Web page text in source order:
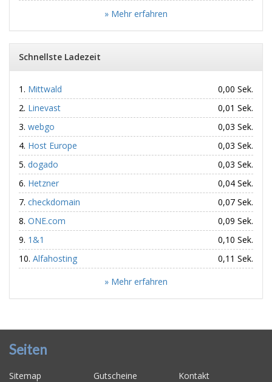
» Mehr erfahren
Schnellste Ladezeit
Mittwald
0,00 Sek.
Linevast
0,01 Sek.
webgo
0,03 Sek.
Host Europe
0,03 Sek.
dogado
0,03 Sek.
Hetzner
0,04 Sek.
checkdomain
0,07 Sek.
ONE.com
0,09 Sek.
1&1
0,10 Sek.
Alfahosting
0,11 Sek.
» Mehr erfahren
Seiten
Sitemap Gutscheine
Kontakt